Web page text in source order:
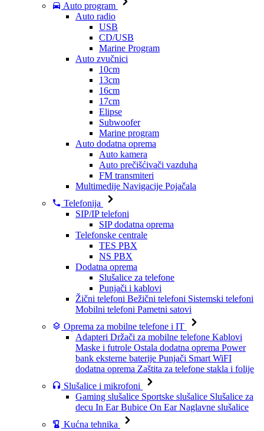
Auto program
Auto radio
USB
CD/USB
Marine Program
Auto zvučnici
10cm
13cm
16cm
17cm
Elipse
Subwoofer
Marine program
Auto dodatna oprema
Auto kamera
Auto prečišćivači vazduha
FM transmiteri
Multimedije Navigacije Pojačala
Telefonija
SIP/IP telefoni
SIP dodatna oprema
Telefonske centrale
TES PBX
NS PBX
Dodatna oprema
Slušalice za telefone
Punjači i kablovi
Žični telefoni Bežični telefoni Sistemski telefoni
Mobilni telefoni Pametni satovi
Oprema za mobilne telefone i IT
Adapteri Držači za mobilne telefone Kablovi
Maske i futrole Ostala dodatna oprema Power
bank eksterne baterije Punjači Smart WiFI
dodatna oprema Zaštita za telefone stakla i folije
Slušalice i mikrofoni
Gaming slušalice Sportske slušalice Slušalice za
decu In Ear Bubice On Ear Naglavne slušalice
Kućna tehnika